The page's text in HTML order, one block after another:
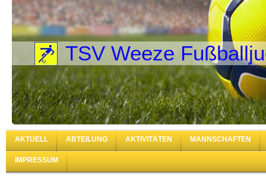
TSV Weeze
AKTUELL ABTEILUNG AKTIVITÄTEN MANNSCHAFTEN
IMPRESSUM